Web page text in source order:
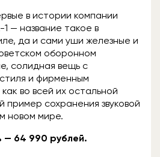
в истории компании
— название такое в
да и сами уши железные и
оборонном
солидная вещь с
и фирменным
как во всей их остальной
пример сохранения звуковой
новом мире.
— 64 990 рублей.